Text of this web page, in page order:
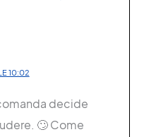
10:02
decide
🙄 Come